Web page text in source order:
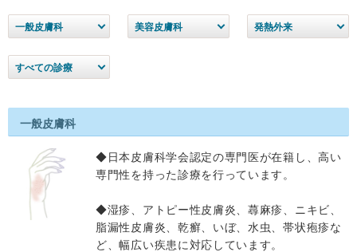
一般皮膚科 美容皮膚科 発熱外来
すべての診療
一般皮膚科
◆日本皮膚科学会認定の専門医が在籍し、高い
専門性を持った診療を行っています。
◆湿疹、アトピー性皮膚炎、蕁麻疹、ニキビ、
脂漏性皮膚炎、乾癬、いぼ、水虫、帯状疱疹な
ど、幅広い疾患に対応しています。